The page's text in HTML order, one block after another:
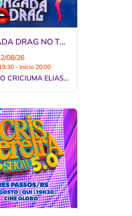
GONGADA DRAG NO TEATRO ELIAS ANGELONI
08/26
- Início 20:00
ELIAS ANGELONI